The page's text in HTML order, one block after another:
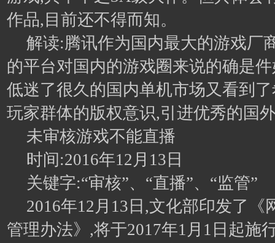
作品,目前还不得而知。
解读:腾讯作为国内最大的游戏厂
的平台对国内的游戏圈来说的确是
低迷了很久的国内单机市场又看到
玩家群体的版权意识,引进优秀的国
未审核游戏不能直播
时间:2016年12月13日
关键字:“审核”、“直播”、“监管”
2016年12月13日,文化部印发了《
管理办法》,将于2017年1月1日起施